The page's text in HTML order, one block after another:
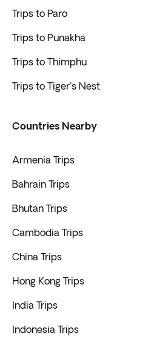
Trips to Paro
Trips to Punakha
Trips to Thimphu
Trips to Tiger's Nest
Countries Nearby
Armenia Trips
Bahrain Trips
Bhutan Trips
Cambodia Trips
China Trips
Hong Kong Trips
India Trips
Indonesia Trips